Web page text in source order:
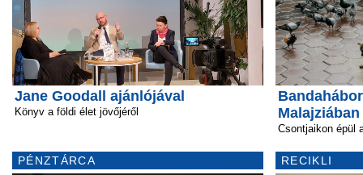
Jane Goodall ajánlójával
Könyv a földi élet jövőjéről
PÉNZTÁRCA
Malajziában
Csontjaikon épül
RECIKLI